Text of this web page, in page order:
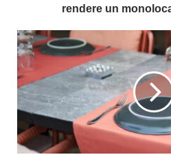
rendere un